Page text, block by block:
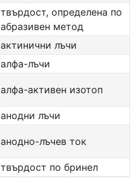
твърдост, определена по
абразивен метод
актинични лъчи
алфа-лъчи
алфа-активен изотоп
анодни лъчи
анодно-лъчев ток
твърдост по бринел